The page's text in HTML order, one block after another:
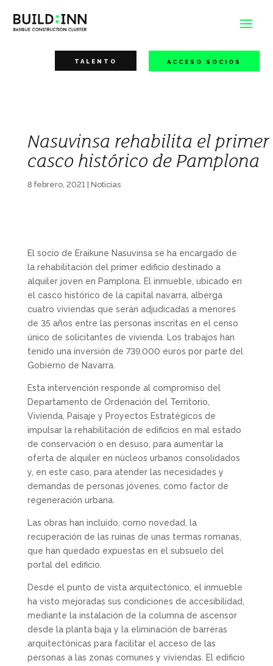
TALENTO ACCESO SOCIOS
Nasuvinsa rehabilita el
casco histórico de Pamplona
8 febrero, 2021| Noticias
El socio de Eraikune Nasuvinsa se ha encargado de
la rehabilitación del primer edificio destinado a
alquiler joven en Pamplona. El inmueble, ubicado en
el casco histórico de la capital navarra, alberga
cuatro viviendas que serán adjudicadas a menores
de 35 años entre las personas inscritas en el censo
único de solicitantes de vivienda. Los trabajos han
tenido una inversión de 739.000 euros por parte del
Gobierno de Navarra.
Esta intervención responde al compromiso del
Departamento de Ordenación del Territorio,
Vivienda, Paisaje y Proyectos Estratégicos de
impulsar la rehabilitación de edificios en mal estado
de conservación o en desuso, para aumentar la
oferta de alquiler en núcleos urbanos consolidados
y, en este caso, para atender las necesidades y
demandas de personas jóvenes, como factor de
regeneración urbana.
Las obras han incluido, como novedad, la
recuperación de las ruinas de unas termas romanas,
que han quedado expuestas en el subsuelo del
portal del edificio.
Desde el punto de vista arquitectónico, el inmueble
ha visto mejoradas sus condiciones de accesibilidad,
mediante la instalación de la columna de ascensor
desde la planta baja y la eliminación de barreras
arquitectónicas para facilitar el acceso de las
personas a las zonas comunes y viviendas. El edificio